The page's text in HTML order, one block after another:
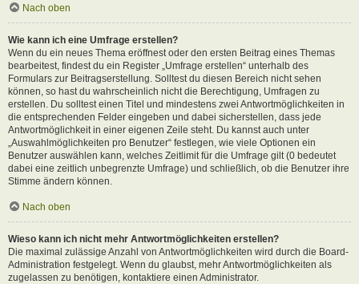
Nach oben
Wie kann ich eine Umfrage erstellen?
Wenn du ein neues Thema eröffnest oder den ersten Beitrag eines Themas
bearbeitest, findest du ein Register „Umfrage erstellen“ unterhalb des
Formulars zur Beitragserstellung. Solltest du diesen Bereich nicht sehen
können, so hast du wahrscheinlich nicht die Berechtigung, Umfragen zu
erstellen. Du solltest einen Titel und mindestens zwei Antwortmöglichkeiten in
die entsprechenden Felder eingeben und dabei sicherstellen, dass jede
Antwortmöglichkeit in einer eigenen Zeile steht. Du kannst auch unter
„Auswahlmöglichkeiten pro Benutzer“ festlegen, wie viele Optionen ein
Benutzer auswählen kann, welches Zeitlimit für die Umfrage gilt (0 bedeutet
dabei eine zeitlich unbegrenzte Umfrage) und schließlich, ob die Benutzer ihre
Stimme ändern können.
Nach oben
Wieso kann ich nicht mehr Antwortmöglichkeiten erstellen?
Die maximal zulässige Anzahl von Antwortmöglichkeiten wird durch die Board-
Administration festgelegt. Wenn du glaubst, mehr Antwortmöglichkeiten als
zugelassen zu benötigen, kontaktiere einen Administrator.